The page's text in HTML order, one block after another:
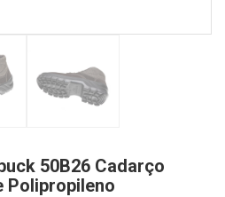
50B26 Cadarço
Polipropileno